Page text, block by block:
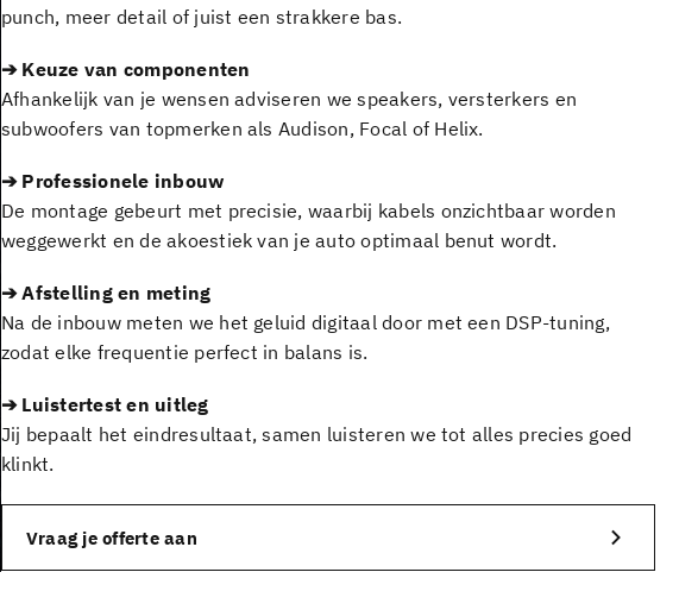
punch, meer detail of juist een strakkere bas.
➔ Keuze van componenten
Afhankelijk van je wensen adviseren we speakers, versterkers en
subwoofers van topmerken als Audison, Focal of Helix.
➔ Professionele inbouw
De montage gebeurt met precisie, waarbij kabels onzichtbaar worden
weggewerkt en de akoestiek van je auto optimaal benut wordt.
➔ Afstelling en meting
Na de inbouw meten we het geluid digitaal door met een DSP-tuning,
zodat elke frequentie perfect in balans is.
➔ Luistertest en uitleg
Jij bepaalt het eindresultaat, samen luisteren we tot alles precies goed
klinkt.
Vraag je offerte aan